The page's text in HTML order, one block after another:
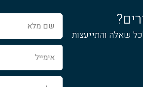
שאלה והתייעצות
שם
מלא
אימייל
טלפון